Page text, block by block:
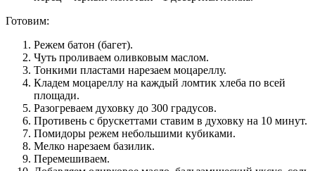
Готовим:
Режем батон (багет).
Чуть проливаем оливковым маслом.
Тонкими пластами нарезаем моцареллу.
Кладем моцареллу на каждый ломтик хлеба по всей
площади.
Разогреваем духовку до 300 градусов.
Противень с брускеттами ставим в духовку на 10 минут.
Помидоры режем небольшими кубиками.
Мелко нарезаем базилик.
Перемешиваем.